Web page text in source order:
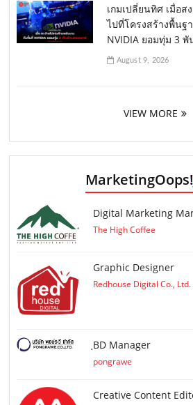
เกมเปลี่ยนทิศ เมื่อส
ไปที่โครงสร้างพื้นฐ
NVIDIA ยอมทุ่ม 3
August 9, 2026
VIEW MORE
MarketingOops!
Digital Marketing
The High Coffee
Graphic Designer
Redhouse Digital Co., Ltd.
ฺBD Manager
pongrawe
Creative Content